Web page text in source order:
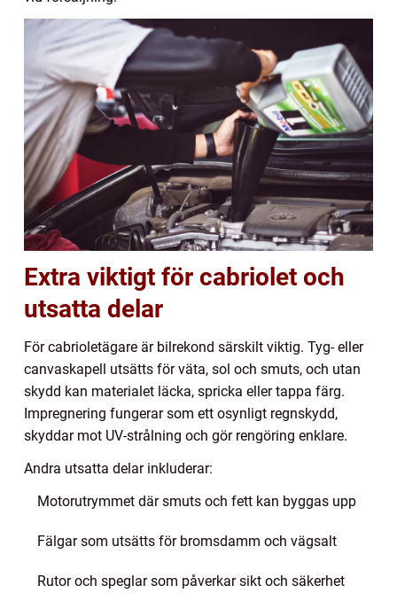
Extra viktigt för cabriolet och
utsatta delar
För cabrioletägare är bilrekond särskilt viktig. Tyg- eller
canvaskapell utsätts för väta, sol och smuts, och utan
skydd kan materialet läcka, spricka eller tappa färg.
Impregnering fungerar som ett osynligt regnskydd,
skyddar mot UV-strålning och gör rengöring enklare.
Andra utsatta delar inkluderar:
Motorutrymmet där smuts och fett kan byggas upp
Fälgar som utsätts för bromsdamm och vägsalt
Rutor och speglar som påverkar sikt och säkerhet